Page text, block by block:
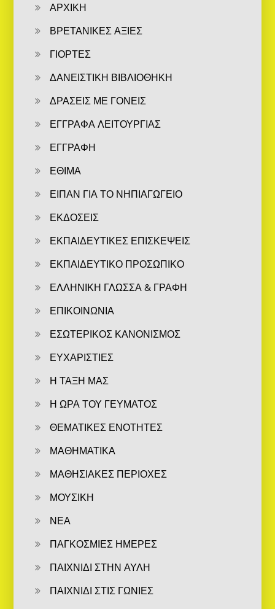
ΑΡΧΙΚΗ
ΒΡΕΤΑΝΙΚΕΣ ΑΞΙΕΣ
ΓΙΟΡΤΕΣ
ΔΑΝΕΙΣΤΙΚΗ ΒΙΒΛΙΟΘΗΚΗ
ΔΡΑΣΕΙΣ ΜΕ ΓΟΝΕΙΣ
ΕΓΓΡΑΦΑ ΛΕΙΤΟΥΡΓΙΑΣ
ΕΓΓΡΑΦΗ
ΕΘΙΜΑ
ΕΙΠΑΝ ΓΙΑ ΤΟ ΝΗΠΙΑΓΩΓΕΙΟ
ΕΚΔΟΣΕΙΣ
ΕΚΠΑΙΔΕΥΤΙΚΕΣ ΕΠΙΣΚΕΨΕΙΣ
ΕΚΠΑΙΔΕΥΤΙΚΟ ΠΡΟΣΩΠΙΚΟ
ΕΛΛΗΝΙΚΗ ΓΛΩΣΣΑ & ΓΡΑΦΗ
ΕΠΙΚΟΙΝΩΝΙΑ
ΕΣΩΤΕΡΙΚΟΣ ΚΑΝΟΝΙΣΜΟΣ
ΕΥΧΑΡΙΣΤΙΕΣ
Η ΤΑΞΗ ΜΑΣ
Η ΩΡΑ ΤΟΥ ΓΕΥΜΑΤΟΣ
ΘΕΜΑΤΙΚΕΣ ΕΝΟΤΗΤΕΣ
ΜΑΘΗΜΑΤΙΚΑ
ΜΑΘΗΣΙΑΚΕΣ ΠΕΡΙΟΧΕΣ
ΜΟΥΣΙΚΗ
ΝΕΑ
ΠΑΓΚΟΣΜΙΕΣ ΗΜΕΡΕΣ
ΠΑΙΧΝΙΔΙ ΣΤΗΝ ΑΥΛΗ
ΠΑΙΧΝΙΔΙ ΣΤΙΣ ΓΩΝΙΕΣ